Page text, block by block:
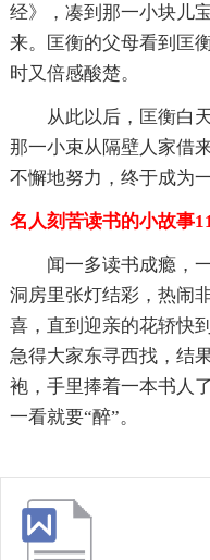
经》，凑到那一小块儿
来。匡衡的父母看到匡
时又倍感酸楚。
从此以后，匡衡白
那一小束从隔壁人家借
不懈地努力，终于成为
名人刻苦读书的小故事11
闻一多读书成瘾，
洞房里张灯结彩，热闹
喜，直到迎亲的花轿快
急得大家东寻西找，结
袍，手里捧着一本书人
一看就要“醉”。